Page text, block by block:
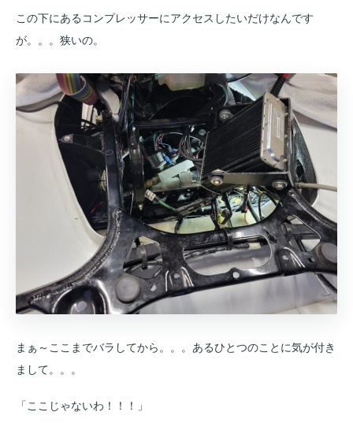
この下にあるコンプレッサーにアクセスしたいだけなんです
が。。。狭いの。
まぁ～ここまでバラしてから。。。あるひとつのことに気が付き
まして。。。
「ここじゃないわ！！！」